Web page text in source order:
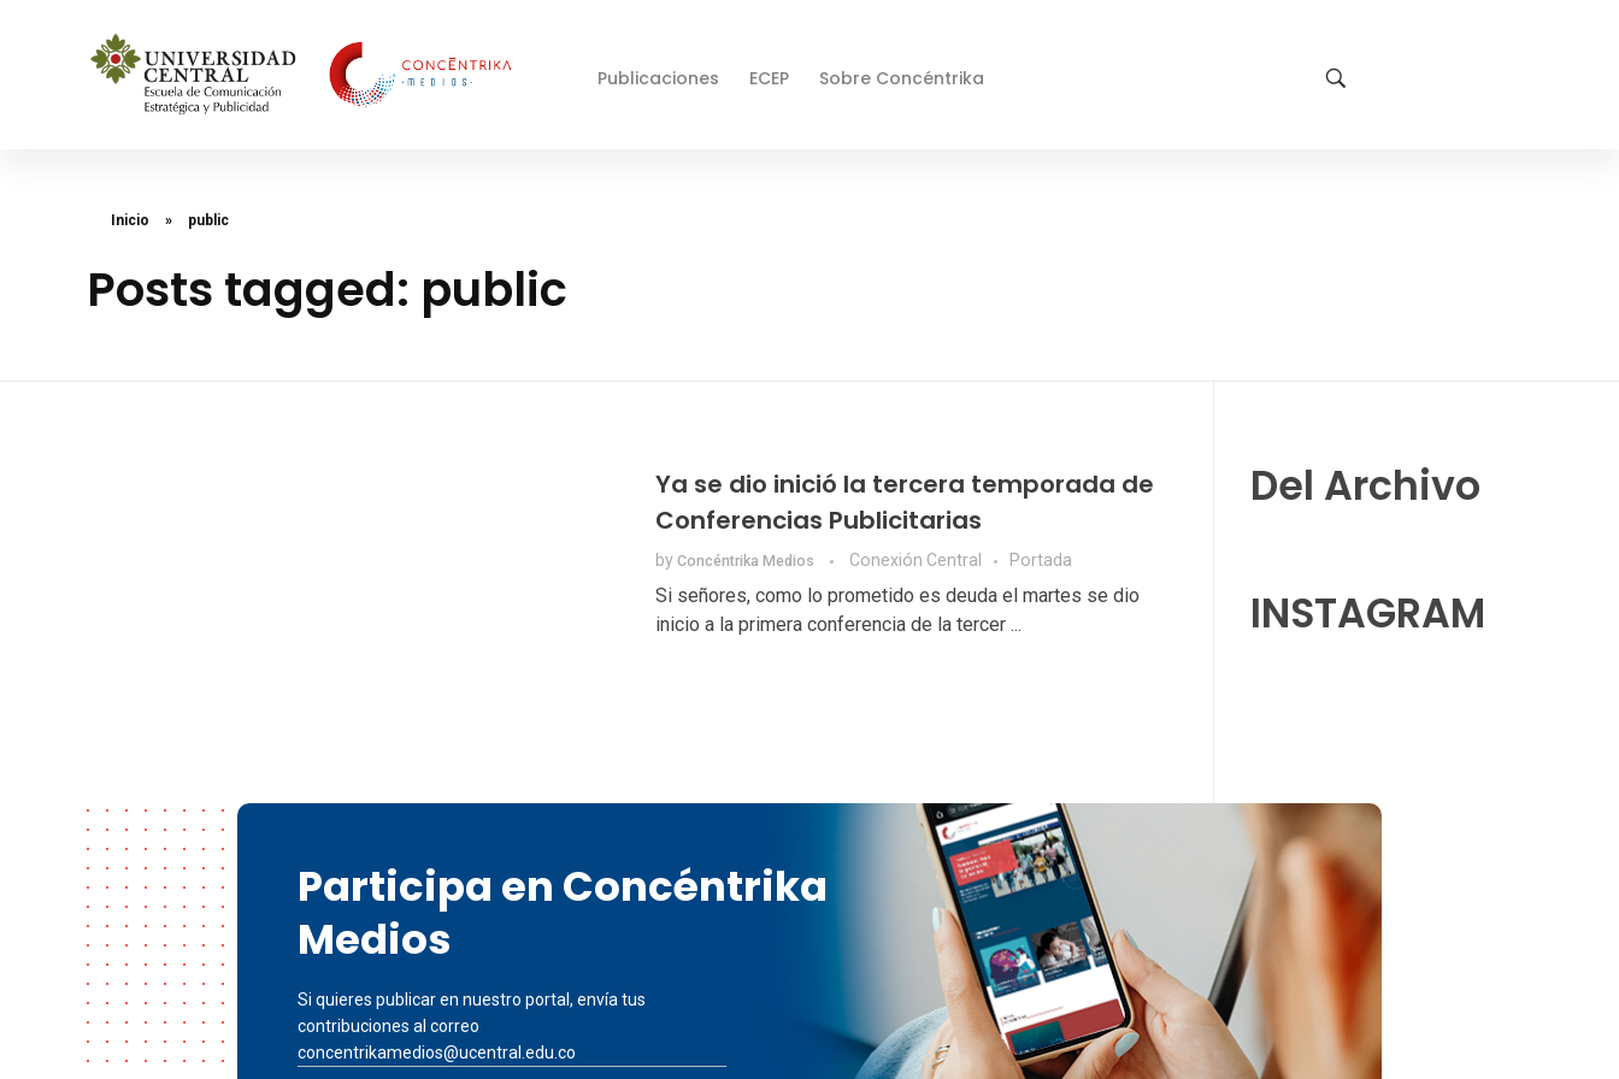
Publicaciones ECEP Sobre Concéntrika
Inicio » public
Posts tagged: public
Ya se dio inició la tercera temporada de
Conferencias Publicitarias
by Concéntrika Medios Conexión Central Portada
Si señores, como lo prometido es deuda el martes se dio
inicio a la primera conferencia de la tercer ...
Del Archivo
INSTAGRAM
Participa en Concéntrika
Medios
Si quieres publicar en nuestro portal, envía tus
contribuciones al correo
concentrikamedios@ucentral.edu.co